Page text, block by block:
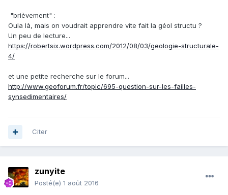
"brièvement" :
Oula là, mais on voudrait apprendre vite fait la géol structu ?
Un peu de lecture...
https://robertsix.wordpress.com/2012/08/03/geologie-structurale-
4/
et une petite recherche sur le forum...
http://www.geoforum.fr/topic/695-question-sur-les-failles-
synsedimentaires/
Citer
zunyite
Posté(e) 1 août 2016